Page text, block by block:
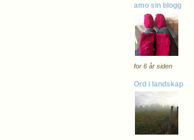
amo sin blogg
for 6 år siden
Ord i landskap